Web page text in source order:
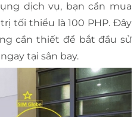
dịch vụ, bạn cần mua
tối thiểu là 100 PHP. Đây
cần thiết để bắt đầu sử
tại sân bay.